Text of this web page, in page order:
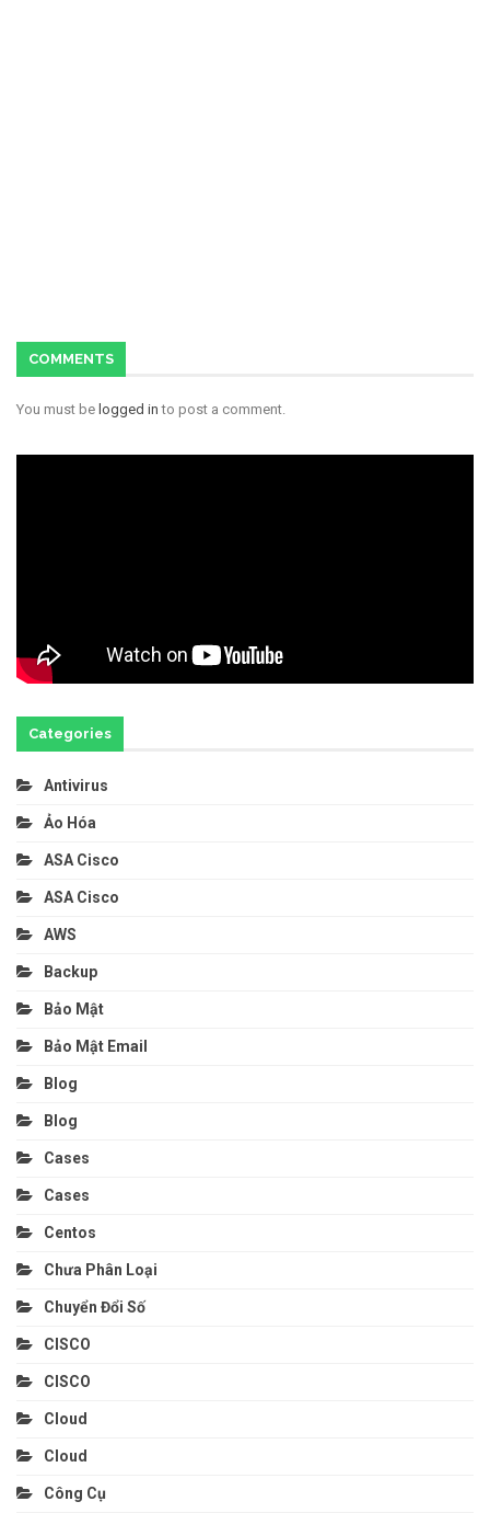
COMMENTS
You must be logged in to post a comment.
Categories
Antivirus
Ảo Hóa
ASA Cisco
ASA Cisco
AWS
Backup
Bảo Mật
Bảo Mật Email
Blog
Blog
Cases
Cases
Centos
Chưa Phân Loại
Chuyển Đổi Số
CISCO
CISCO
Cloud
Cloud
Công Cụ